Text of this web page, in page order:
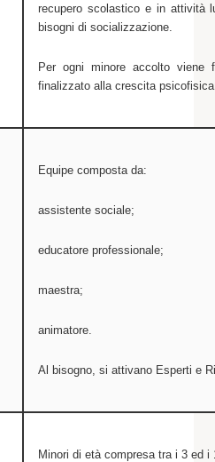
recupero scolastico e in attività
bisogni di socializzazione.
Per ogni minore accolto viene
finalizzato alla crescita
Equipe composta da:
assistente sociale;
educatore professionale;
maestra;
animatore.
Al bisogno, si attivano Esperti e
Minori di età compresa tra i 3 ed i